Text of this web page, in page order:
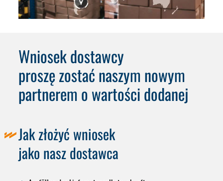
Wniosek dostawcy
proszę zostać naszym nowym
partnerem o wartości dodanej
Jak złożyć wniosek
jako nasz dostawca